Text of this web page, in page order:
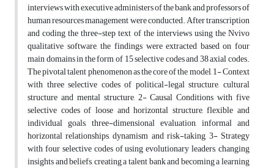
interviews with executive administers of the bank and professors of
human resources management were conducted. After transcription
and coding the three-step text of the interviews using the Nvivo
qualitative software, the findings were extracted based on four
main domains in the form of 15 selective codes and 38 axial codes.
The pivotal talent phenomenon as the core of the model, 1- Context
with three selective codes of political-legal structure, cultural
structure and mental structure, 2- Causal Conditions with five
selective codes of loose and horizontal structure, flexible and
individual goals, three-dimensional evaluation, informal and
horizontal relationships, dynamism and risk-taking, 3- Strategy
with four selective codes of using evolutionary leaders, changing
insights and beliefs, creating a talent bank and becoming a learning